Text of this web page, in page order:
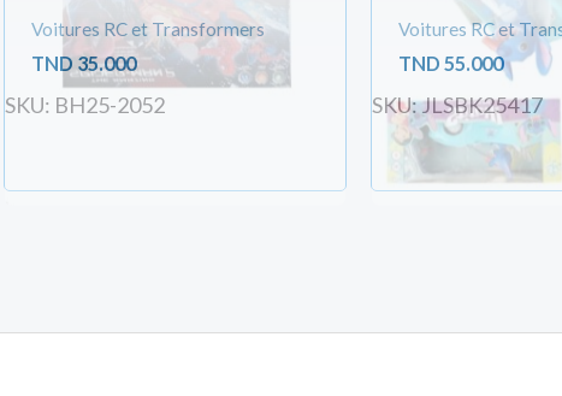
Voitures RC et Transformers
TND 35.000
SKU: BH25-2052
Voitures RC et
TND 55.000
SKU: JLSBK25417